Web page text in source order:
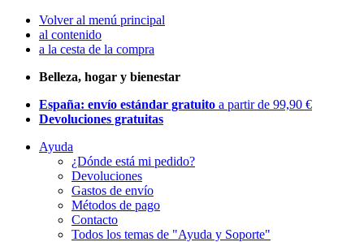
Volver al menú principal
al contenido
a la cesta de la compra
Belleza, hogar y bienestar
España: envío estándar gratuito a partir de 99,90 €
Devoluciones gratuitas
Ayuda
¿Dónde está mi pedido?
Devoluciones
Gastos de envío
Métodos de pago
Contacto
Todos los temas de "Ayuda y Soporte"